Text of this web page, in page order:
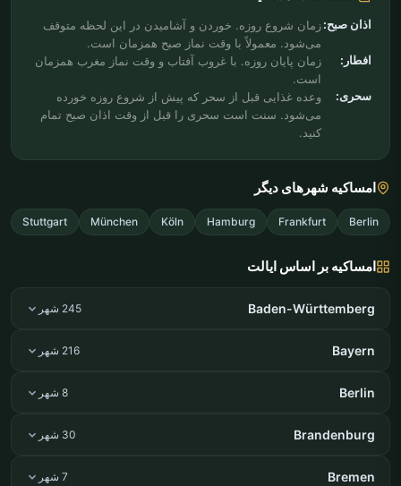
اذان صبح:زمان شروع روزه. خوردن و آشامیدن در این لحظه متوقف
می‌شود. معمولاً با وقت نماز صبح همزمان است.
افطار:
زمان پایان روزه. با غروب آفتاب و وقت نماز مغرب همزمان
است.
سحری:
وعده غذایی قبل از سحر که پیش از شروع روزه خورده
می‌شود. سنت است سحری را قبل از وقت اذان صبح تمام
کنید.
امساکیه شهرهای دیگر
Berlin
Frankfurt
Hamburg
Köln
München
Stuttgart
امساکیه بر اساس ایالت
Baden-Württemberg 245 شهر
Bayern 216 شهر
Berlin 8 شهر
Brandenburg 30 شهر
Bremen 7 شهر